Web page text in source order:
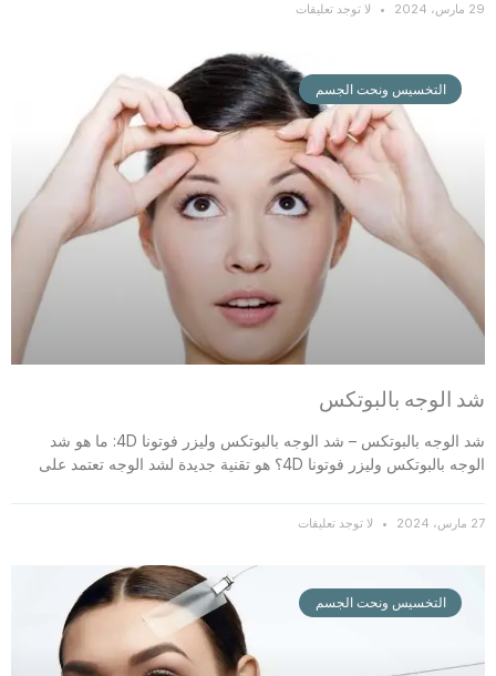
29 مارس، 2024 لا توجد تعليقات
التخسيس ونحت الجسم
شد الوجه بالبوتكس
شد الوجه بالبوتكس – شد الوجه بالبوتكس وليزر فوتونا 4D: ما هو شد
الوجه بالبوتكس وليزر فوتونا 4D؟ هو تقنية جديدة لشد الوجه تعتمد على
27 مارس، 2024 لا توجد تعليقات
التخسيس ونحت الجسم